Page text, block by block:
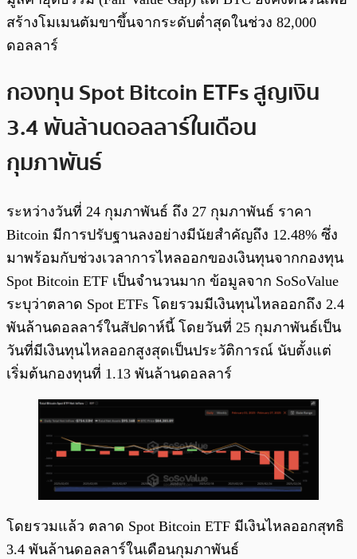
สร้างโมเมนตัมขาขึ้นจากระดับต่ำสุดในช่วง 82,000
ดอลลาร์
กองทุน Spot Bitcoin ETFs สูญเงิน
3.4 พันล้านดอลลาร์ในเดือน
กุมภาพันธ์
ระหว่างวันที่ 24 กุมภาพันธ์ ถึง 27 กุมภาพันธ์ ราคา
Bitcoin มีการปรับฐานลงอย่างมีนัยสำคัญถึง 12.48% ซึ่ง
มาพร้อมกับช่วงเวลาการไหลออกของเงินทุนจากกองทุน
Spot Bitcoin ETF เป็นจำนวนมาก ข้อมูลจาก SoSoValue
ระบุว่าตลาด Spot ETFs โดยรวมมีเงินทุนไหลออกถึง 2.4
พันล้านดอลลาร์ในสัปดาห์นี้ โดยวันที่ 25 กุมภาพันธ์เป็น
วันที่มีเงินทุนไหลออกสูงสุดเป็นประวัติการณ์ นับตั้งแต่
เริ่มต้นกองทุนที่ 1.13 พันล้านดอลลาร์
โดยรวมแล้ว ตลาด Spot Bitcoin ETF มีเงินไหลออกสุทธิ
3.4 พันล้านดอลลาร์ในเดือนกุมภาพันธ์